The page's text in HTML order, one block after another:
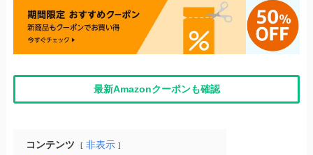
最新Amazonクーポンも確認
コンテンツ
非表示